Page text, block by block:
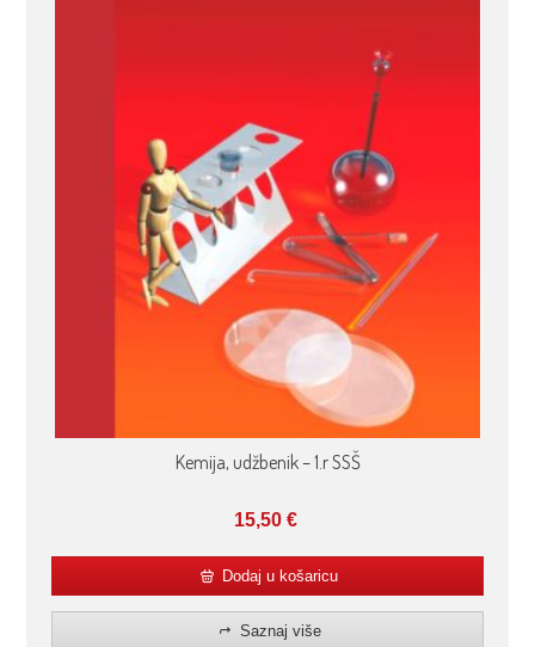
Kemija, udžbenik – 1.r SSŠ
15,50 €
Dodaj u košaricu
Saznaj više